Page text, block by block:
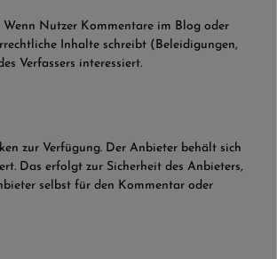
Nutzer Kommentare im Blog oder
Inhalte schreibt (Beleidigungen,
Verfassers interessiert.
zur Verfügung. Der Anbieter behält sich
Das erfolgt zur Sicherheit des Anbieters,
selbst für den Kommentar oder